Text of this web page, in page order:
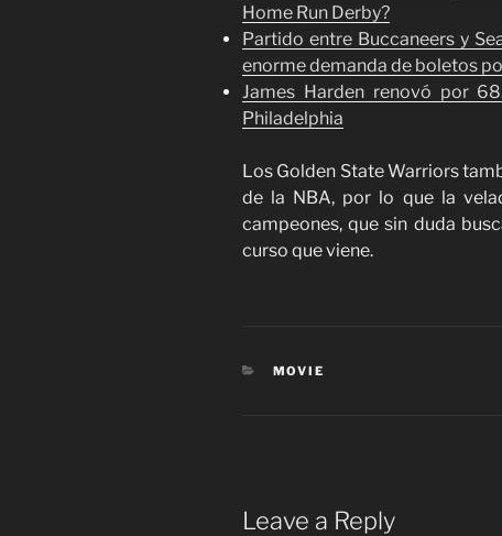
Home Run Derby?
Partido entre Buccaneers y
enorme demanda de boletos
James Harden renovó por
Philadelphia
Los Golden State Warriors
de la NBA, por lo que la
campeones, que sin duda
curso que viene.
CATEGORIES
MOVIE
Leave a Reply